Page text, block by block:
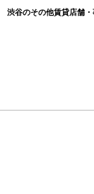
渋谷のその他賃貸店舗